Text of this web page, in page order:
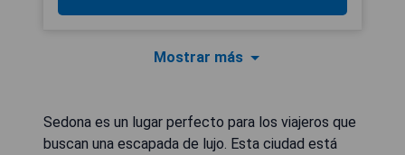
Mostrar más
Sedona es un lugar perfecto para los viajeros que
buscan una escapada de lujo. Esta ciudad está